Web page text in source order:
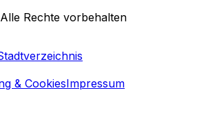
Rechte vorbehalten
& CookiesImpressum